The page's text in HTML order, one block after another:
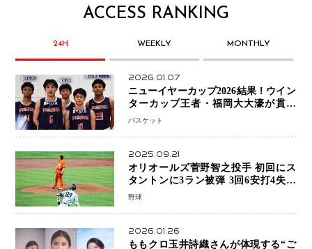
ACCESS RANKING
24H WEEKLY MONTHLY
2026.01.07
ニューイヤーカップ2026結果！ウイン
ターカップ王者・福岡大大濠が貫禄
V！ 東山は“背番号継承”で新たな物語
バスケット
2025.09.21
オリオールズ菅野智之投手 初回にス
タントンに3ラン被弾 3回6安打4失点
で降板
野球
2026.01.26
ももクロ玉井詩織さんが体現する“ご